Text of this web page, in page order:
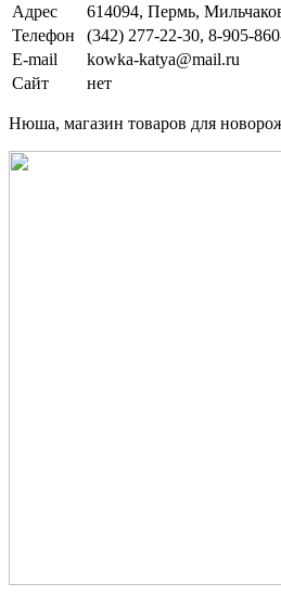
Адрес
614094, Пермь,
Телефон
(342) 277-22-30, 8-905-
E-mail
kowka-katya@mail.ru
Сайт
нет
Нюша, магазин товаров для